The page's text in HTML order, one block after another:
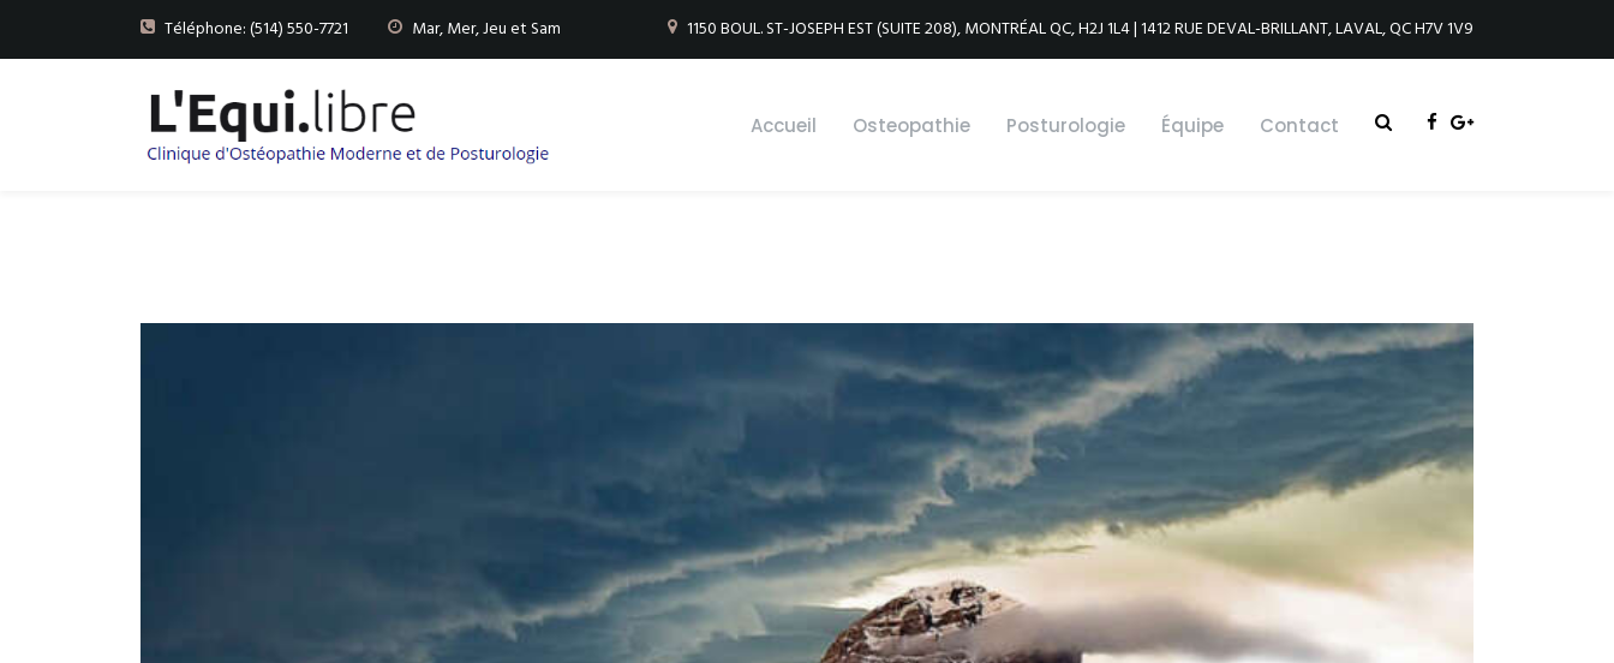
Téléphone: (514) 550-7721 Mar, Mer, Jeu et Sam 1150 BOUL. ST-JOSEPH EST (SUITE 208), MONTRÉAL QC, H2J 1L4 | 1412 RUE DEVAL-BRILLANT, LAVAL, QC H7V 1V9
Accueil Osteopathie Posturologie Équipe Contact